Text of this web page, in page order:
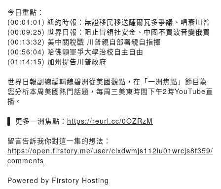
今日重點：
(00:01:01) 紐約時報：無證移民移送薩爾瓦多爭議、唱衰川普
(00:09:25) 世界日報：阻止冒領社安金、中國不買波音變俄買
(00:13:32) 美中關稅戰 川普親自部署親自指揮
(00:56:04) 哈佛領軍爭大學治校自主自由
(01:14:15) 加州提告川普政府
世界日報副總編輯魏碧洲從美國觀點，在「一洲焦點」節目為
您分析本周美國熱門話題，每周三美東時間下午2時YouTube直
播。
▌ 更多一洲焦點： https://reurl.cc/0OZRzM
留言告訴我你對這一集的想法：
https://open.firstory.me/user/clxdwmjs112iu01wrcjs8f359/
comments
Powered by Firstory Hosting